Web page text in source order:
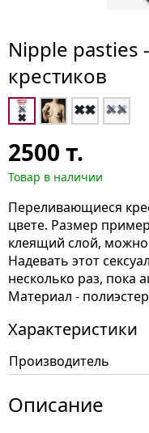
Nipple pasties
крестиков
2500 т.
Товар в наличии
Переливающиеся
цвете. Размер
клеящий слой,
Надевать этот
несколько раз, пока
Материал -
Характеристики
Производитель
Описание